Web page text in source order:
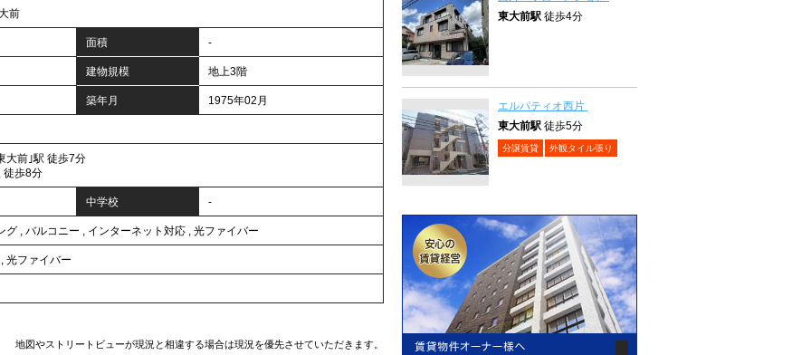
前
面積 -
建物規模 地上3階
築年月 1975年02月
大前｣駅 徒歩7分
徒歩8分
中学校 -
グ , バルコニー , インターネット対応 , 光ファイバー
光ファイバー
地図やストリートビューが現況と相違する場合は現況を優先させていただきます。
東大前駅 徒歩4分
エルパティオ西片
東大前駅 徒歩5分
分譲賃貸 外観タイル張り